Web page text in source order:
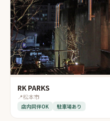
RK PARKS
📍松本市
店内同伴OK 駐車場あり